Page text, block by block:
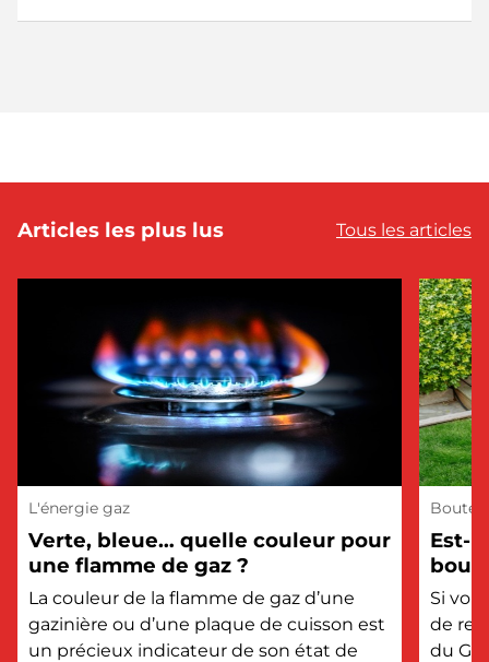
Articles les plus lus Tous les articles
L'énergie gaz
Verte, bleue… quelle couleur pour
une flamme de gaz ?
La couleur de la flamme de gaz d’une
gazinière ou d’une plaque de cuisson est
un précieux indicateur de son état de
Est-
?
Si
de
du